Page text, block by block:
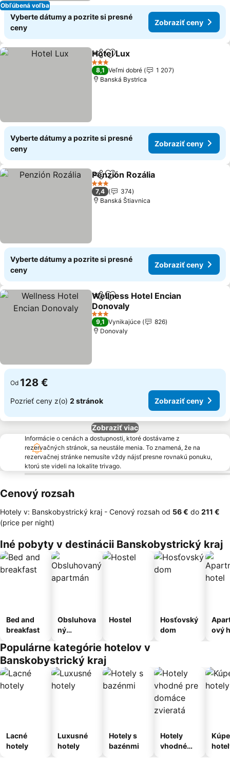
Obľúbená voľba
Vyberte dátumy a pozrite si presné
ceny
Zobraziť ceny
ZdieľaťPridať do obľúbených
Hotel Lux
3 Počet hviezdičiek
8,1 Veľmi dobré
1 207
Banská Bystrica
Vyberte dátumy a pozrite si presné
ceny
Zobraziť ceny
ZdieľaťPridať do obľúbených
Penzión Rozália
3 Počet hviezdičiek
7,4
374
Banská Štiavnica
Vyberte dátumy a pozrite si presné
ceny
Zobraziť ceny
ZdieľaťPridať do obľúbených
Wellness Hotel Encian
Donovaly
3 Počet hviezdičiek
9,1 Vynikajúce
826
Donovaly
Od 128 €
Pozrieť ceny z(o) 2 stránok Zobraziť ceny
Zobraziť viac
Informácie o cenách a dostupnosti, ktoré dostávame z
rezervačných stránok, sa neustále menia. To znamená, že na
rezervačnej stránke nemusíte vždy nájsť presne rovnakú ponuku,
ktorú ste videli na lokalite trivago.
Cenový rozsah
Hotely v: Banskobystrický kraj - Cenový rozsah od ‎56 € do ‎211 €
(price per night)
Iné pobyty v destinácii Banskobystrický kraj
Bed and
breakfast
Obsluhova
ný
Hostel
Hosťovský
dom
ový
Populárne kategórie hotelov v
Banskobystrický kraj
Lacné
hotely
Luxusné
hotely
Hotely s
bazénmi
Hotely
vhodné